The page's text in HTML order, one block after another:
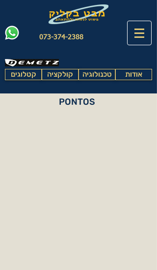
073-374-2388
קטלוגים קולקציה טכנולוגיה אודות
PONTOS